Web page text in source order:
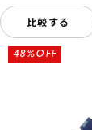
比較する
48%OFF